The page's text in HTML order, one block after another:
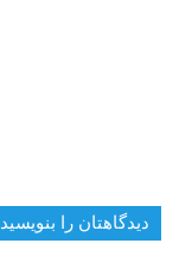
دیدگاهتان را بنویسید